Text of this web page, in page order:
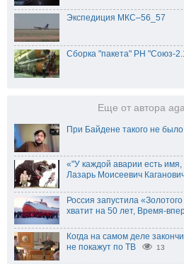
Экспедиция МКС–56_57
Сборка "пакета" РН "Союз-
Еще от автора
При Байдене такого не было
«"У каждой аварии есть
Лазарь Моисеевич
Россия запустила
хватит на 50 лет, Время-
Когда на самом деле
не покажут по ТВ
13